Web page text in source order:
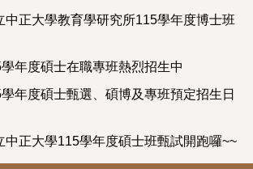
中正大學教育學研究所115學年度博士班
年度碩士在職專班熱烈招生中
年度碩士甄選、碩博及專班預定招生日
中正大學115學年度碩士班甄試開跑囉~~